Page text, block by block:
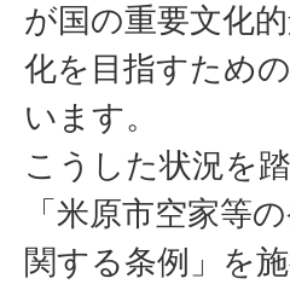
が国の重要文化
化を目指すため
います。
こうした状況を
「米原市空家等
関する条例」を